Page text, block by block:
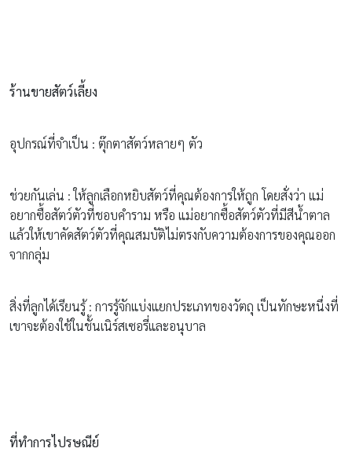
ร้านขายสัตว์เลี้ยง
อุปกรณ์ที่จำเป็น : ตุ๊กตาสัตว์หลายๆ ตัว
ช่วยกันเล่น : ให้ลูกเลือกหยิบสัตว์ที่คุณต้องการให้ถูก โดยสั่งว่า แม่
อยากซื้อสัตว์ตัวที่ชอบคำราม หรือ แม่อยากซื้อสัตว์ตัวที่มีสีน้ำตาล
แล้วให้เขาคัดสัตว์ตัวที่คุณสมบัติไม่ตรงกับความต้องการของคุณออก
จากกลุ่ม
สิ่งที่ลูกได้เรียนรู้ : การรู้จักแบ่งแยกประเภทของวัตถุ เป็นทักษะหนึ่งที่
เขาจะต้องใช้ในชั้นเนิร์สเซอรี่และอนุบาล
ที่ทำการไปรษณีย์